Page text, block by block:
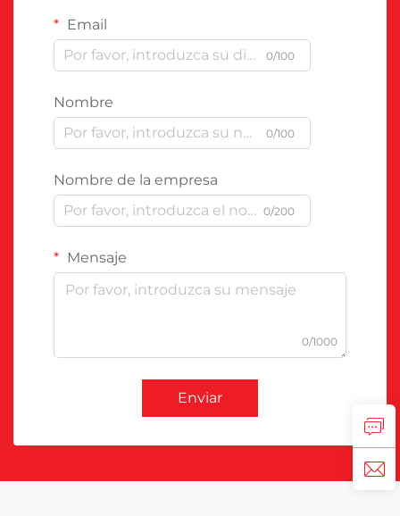
Email
0/100
Nombre
0/100
Nombre de la empresa
0/200
Mensaje
0/1000
Enviar